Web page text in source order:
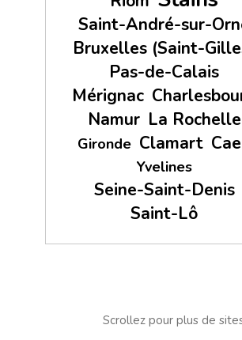
Saint-André-sur-
Bruxelles (Saint-
Pas-de-Calais
Mérignac
Namur La Rochelle
Gironde Clamart
Yvelines
Seine-Saint-Denis
Saint-Lô
Scrollez pour plus de